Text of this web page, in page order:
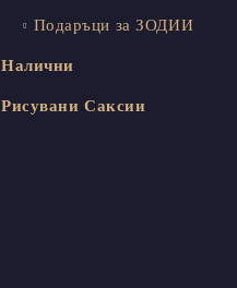
Подаръци за ЗОДИИ
Налични
Рисувани Саксии